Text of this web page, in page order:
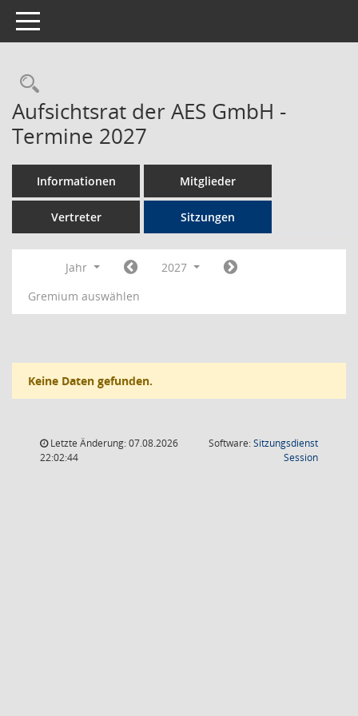
Toggle navigation
Rechercheauswahl
Aufsichtsrat der AES GmbH -
Termine 2027
Informationen Mitglieder
Vertreter Sitzungen
Jahr
2027
Gremium auswählen
Keine Daten gefunden.
Letzte Änderung: 07.08.2026
22:02:44
Software:Sitzungsdienst
Session(Wird in